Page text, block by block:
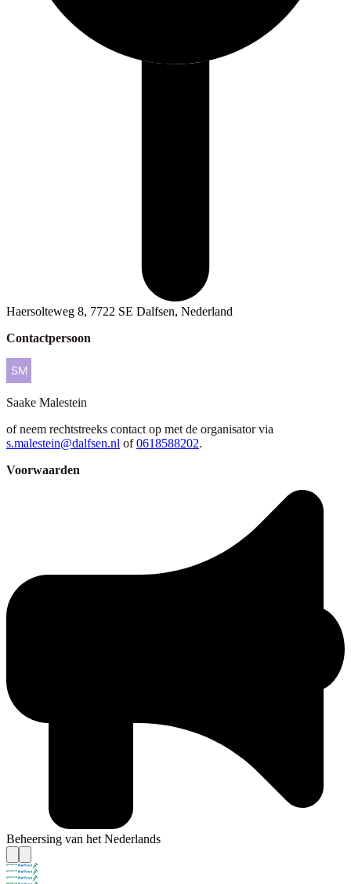
Haersolteweg 8, 7722 SE Dalfsen, Nederland
Contactpersoon
Saake Malestein
of neem rechtstreeks contact op met de organisator via
s.malestein@dalfsen.nl of 0618588202.
Voorwaarden
Beheersing van het Nederlands